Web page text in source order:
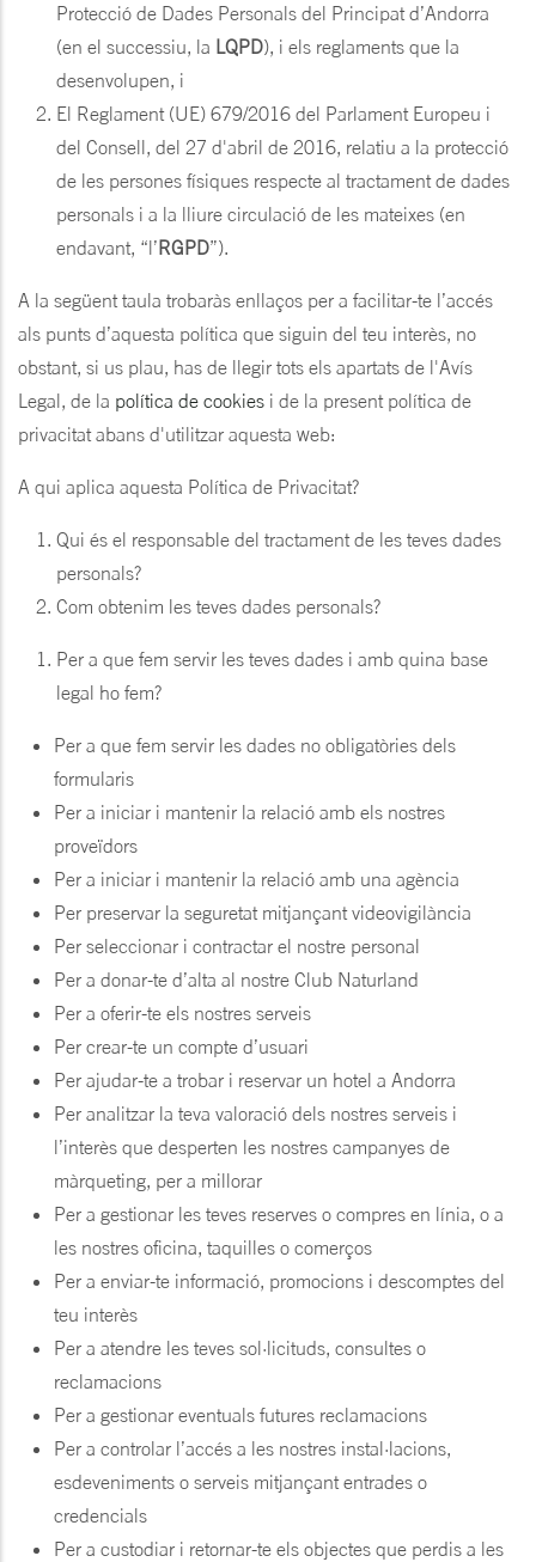
Protecció de Dades Personals del Principat d’Andorra
(en el successiu, la LQPD), i els reglaments que la
desenvolupen, i
El Reglament (UE) 679/2016 del Parlament Europeu i
del Consell, del 27 d'abril de 2016, relatiu a la protecció
de les persones físiques respecte al tractament de dades
personals i a la lliure circulació de les mateixes (en
endavant, “l’RGPD”).
A la següent taula trobaràs enllaços per a facilitar-te l’accés
als punts d’aquesta política que siguin del teu interès, no
obstant, si us plau, has de llegir tots els apartats de l'Avís
Legal, de la política de cookies i de la present política de
privacitat abans d'utilitzar aquesta web:
A qui aplica aquesta Política de Privacitat?
Qui és el responsable del tractament de les teves dades
personals?
Com obtenim les teves dades personals?
Per a que fem servir les teves dades i amb quina base
legal ho fem?
Per a que fem servir les dades no obligatòries dels
formularis
Per a iniciar i mantenir la relació amb els nostres
proveïdors
Per a iniciar i mantenir la relació amb una agència
Per preservar la seguretat mitjançant videovigilància
Per seleccionar i contractar el nostre personal
Per a donar-te d’alta al nostre Club Naturland
Per a oferir-te els nostres serveis
Per crear-te un compte d’usuari
Per ajudar-te a trobar i reservar un hotel a Andorra
Per analitzar la teva valoració dels nostres serveis i
l’interès que desperten les nostres campanyes de
màrqueting, per a millorar
Per a gestionar les teves reserves o compres en línia, o a
les nostres oficina, taquilles o comerços
Per a enviar-te informació, promocions i descomptes del
teu interès
Per a atendre les teves sol·licituds, consultes o
reclamacions
Per a gestionar eventuals futures reclamacions
Per a controlar l’accés a les nostres instal·lacions,
esdeveniments o serveis mitjançant entrades o
credencials
Per a custodiar i retornar-te els objectes que perdis a les